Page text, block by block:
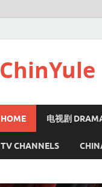
ChinYule
HOME 电视剧
TV CHANNELS